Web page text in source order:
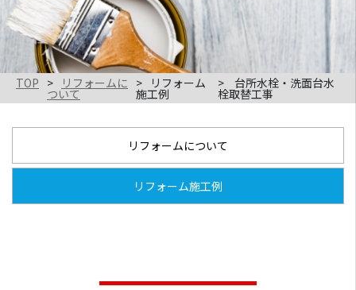
TOP リフォームに
ついて
リフォーム
施工例
台所水栓・洗面台水
栓取替工事
リフォームについて
リフォーム施工例